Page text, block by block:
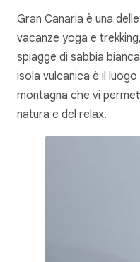
Gran Canaria è una
vacanze yoga e
spiagge di sabbia
isola vulcanica è il
montagna che vi
natura e del relax.